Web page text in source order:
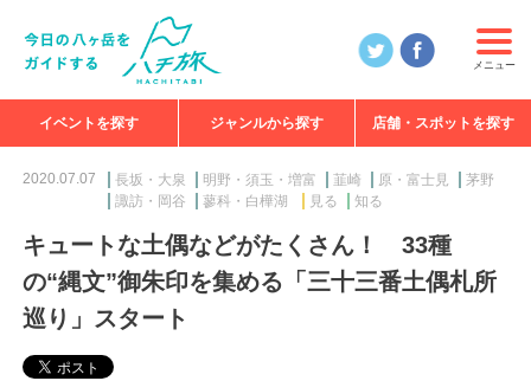
メニュー
イベントを探す ジャンルから探す 店舗・スポットを探す
2020.07.07 長坂・大泉 明野・須玉・増富 韮崎 原・富士見
茅野
諏訪・岡谷
蓼科・白樺湖 見る 知る
キュートな土偶などがたくさん！ 33種
の“縄文”御朱印を集める「三十三番土偶札所
巡り」スタート